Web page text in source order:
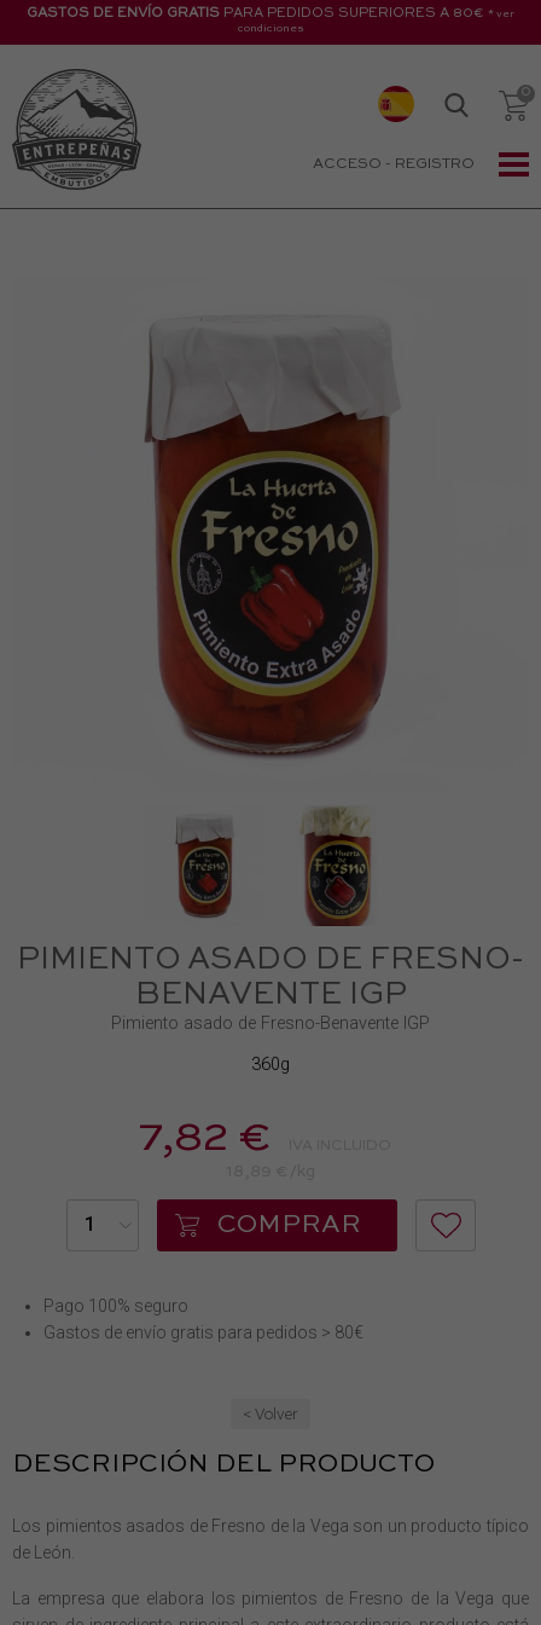
GASTOS DE ENVÍO GRATIS PARA PEDIDOS SUPERIORES A 80€ * ver
condiciones
ACCESO - REGISTRO
PIMIENTO ASADO DE FRESNO-
BENAVENTE IGP
Pimiento asado de Fresno-Benavente IGP
360g
7,82 €
COMPRAR
Pago 100% seguro
Gastos de envío gratis para pedidos > 80€
< Volver
DESCRIPCIÓN DEL PRODUCTO
Los pimientos asados de Fresno de la Vega son un producto típico
de León.
La empresa que elabora los pimientos de Fresno de la Vega que